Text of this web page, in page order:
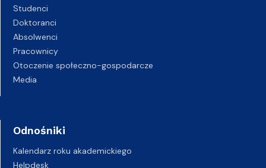
Studenci
Doktoranci
Absolwenci
Pracownicy
Otoczenie społeczno-gospodarcze
Media
Odnośniki
Kalendarz roku akademickiego
Helpdesk